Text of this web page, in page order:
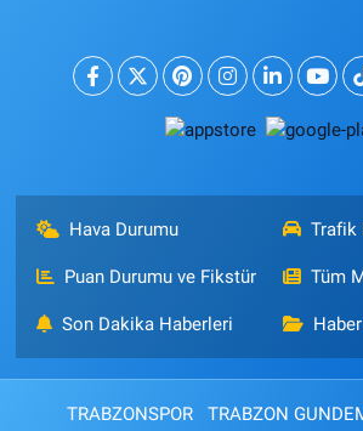
Hava Durumu Trafik
Puan Durumu ve Fikstür Tüm
Son Dakika Haberleri
TRABZONSPOR TRABZON